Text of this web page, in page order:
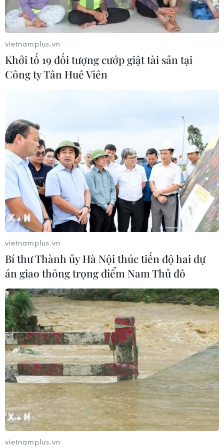
Cà Mau gỡ “điểm nghẽn” mặt bằng,
xây dựng kịch bản giải ngân
05/08/2026 01:18
04/08/2026 14:11
Sửa Luật Trưng mua, trưng dụng tài
sản giải quyết vướng mắc trên thực
tiễn
04/08/2026 13:10
Đề xuất 5 nhóm chính sách sửa đổi
Luật Trưng mua, trưng dụng tài sản
04/08/2026 11:56
UBS bị phạt 125 triệu USD vì vi phạm
luật chống rửa tiền
04/08/2026 04:58
Xem thêm
vietnamplus.vn
Khởi tố 19 đối tượng cướp giật tài sản tại
Công ty Tân Huê Viên
vietnamplus.vn
Bí thư Thành ủy Hà Nội thúc tiến độ hai dự
án giao thông trọng điểm Nam Thủ đô
vietnamplus.vn